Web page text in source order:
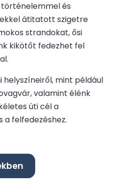
történelemmel és
átitatott szigetre
strandokat, ősi
kikötőt fedezhet fel
mint például
valamint élénk
úti cél a
a felfedezéshez.